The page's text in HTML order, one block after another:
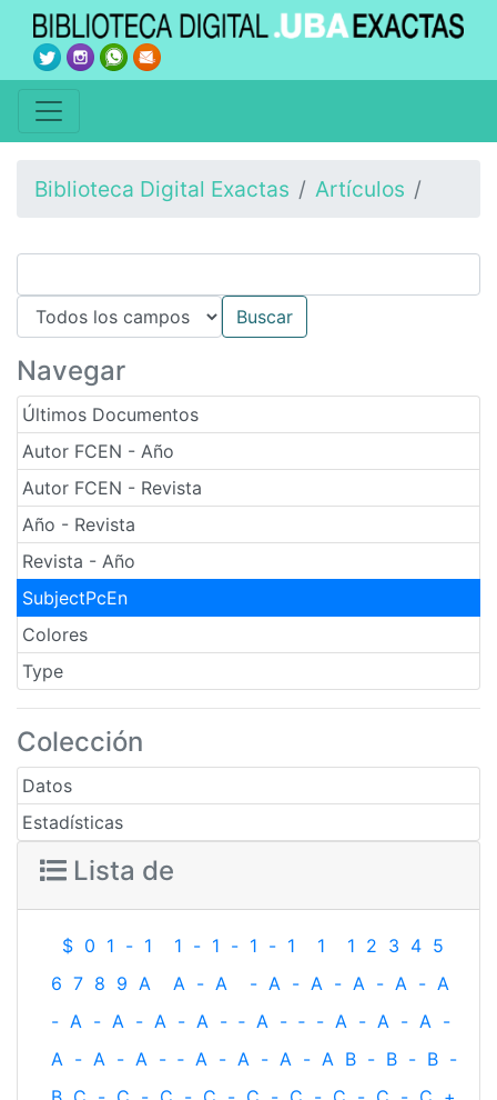
Biblioteca Digital Exactas Artículos
Navegar
Últimos Documentos
Autor FCEN - Año
Autor FCEN - Revista
Año - Revista
Revista - Año
SubjectPcEn
Colores
Type
Colección
Datos
Estadísticas
Lista de
$ 0 1 - 1 1 - 1 - 1 - 1 1 1 2 3 4 5
6 7 8 9 A A - A - A - A - A - A - A
- A - A - A - A - ‐ A - ‐ - A - A - A -
A - A - A - ‐ A - A - A - A B - B - B -